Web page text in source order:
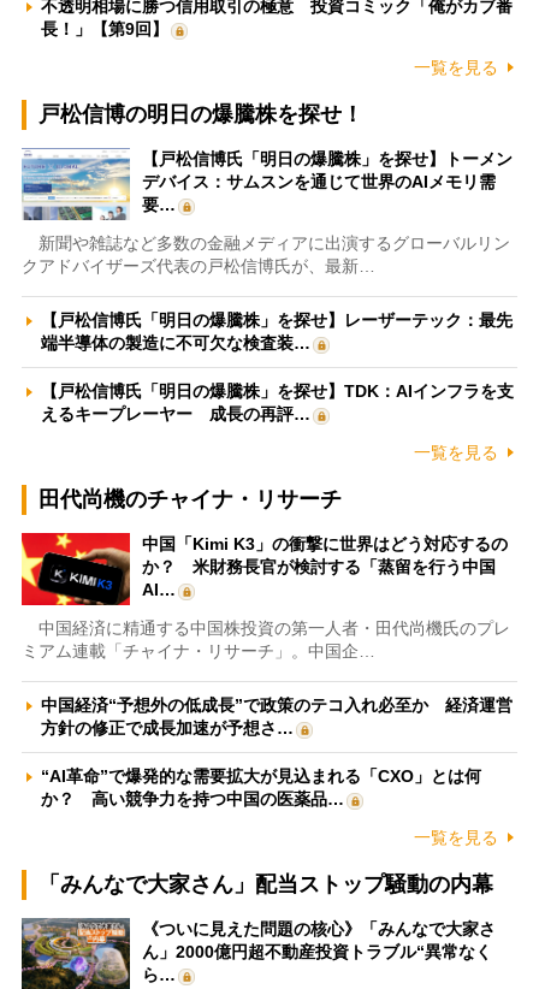
不透明相場に勝つ信用取引の極意 投資コミック「俺がカブ番
長！」【第9回】
一覧を見る
戸松信博の明日の爆騰株を探せ！
【戸松信博氏「明日の爆騰株」を探せ】トーメン
デバイス：サムスンを通じて世界のAIメモリ需
要…
新聞や雑誌など多数の金融メディアに出演するグローバルリン
クアドバイザーズ代表の戸松信博氏が、最新…
【戸松信博氏「明日の爆騰株」を探せ】レーザーテック：最先
端半導体の製造に不可欠な検査装…
【戸松信博氏「明日の爆騰株」を探せ】TDK：AIインフラを支
えるキープレーヤー 成長の再評…
一覧を見る
田代尚機のチャイナ・リサーチ
中国「Kimi K3」の衝撃に世界はどう対応するの
か？ 米財務長官が検討する「蒸留を行う中国
AI…
中国経済に精通する中国株投資の第一人者・田代尚機氏のプレ
ミアム連載「チャイナ・リサーチ」。中国企…
中国経済“予想外の低成長”で政策のテコ入れ必至か 経済運営
方針の修正で成長加速が予想さ…
“AI革命”で爆発的な需要拡大が見込まれる「CXO」とは何
か？ 高い競争力を持つ中国の医薬品…
一覧を見る
「みんなで大家さん」配当ストップ騒動の内幕
《ついに見えた問題の核心》「みんなで大家さ
ん」2000億円超不動産投資トラブル“異常なく
ら…